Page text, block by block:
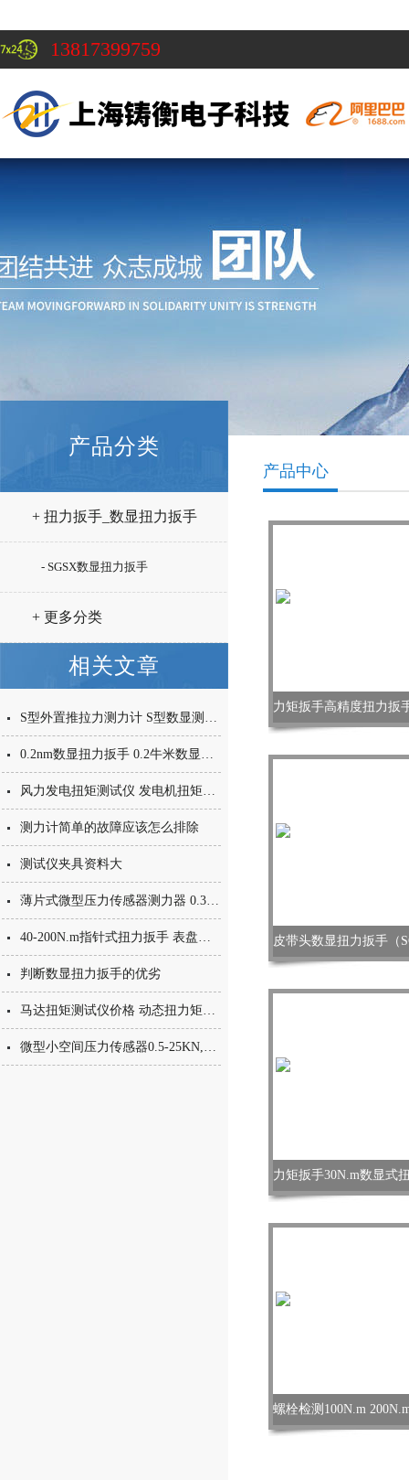
13817399759
产品分类
+ 扭力扳手_数显扭力扳手
- SGSX数显扭力扳手
+ 更多分类
相关文章
S型外置推拉力测力计 S型数显测力计 高精度推拉力传感器
0.2nm数显扭力扳手 0.2牛米数显扭力扳手 小量程扭矩扳手厂家
风力发电扭矩测试仪 发电机扭矩测试仪 SGDN-2000带输出动态仪
测力计简单的故障应该怎么排除
测试仪夹具资料大
薄片式微型压力传感器测力器 0.3-3KN薄片式测力传感器测力计
40-200N.m指针式扭力扳手 表盘带刻度扭矩扳手价格 可调力矩扳手
判断数显扭力扳手的优劣
马达扭矩测试仪价格 动态扭力矩检验设备 100N.m马达力矩仪
微型小空间压力传感器0.5-25KN,数字式测力仪
产品中心